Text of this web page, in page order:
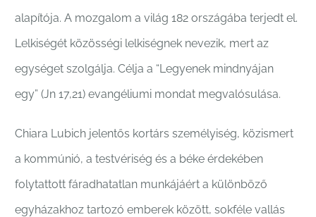
alapítója. A mozgalom a világ 182 országába terjedt el.
Lelkiségét közösségi lelkiségnek nevezik, mert az
egységet szolgálja. Célja a “Legyenek mindnyájan
egy” (Jn 17,21) evangéliumi mondat megvalósulása.
Chiara Lubich jelentős kortárs személyiség, közismert
a kommúnió, a testvériség és a béke érdekében
folytattott fáradhatatlan munkájáért a különböző
egyházakhoz tartozó emberek között, sokféle vallás